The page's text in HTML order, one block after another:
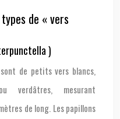
de « vers
)
de petits vers blancs,
verdâtres, mesurant
de long. Les papillons